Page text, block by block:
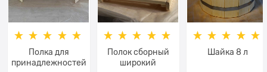
Полка для
принадлежностей
Полок сборный
широкий
Шайка 8 л